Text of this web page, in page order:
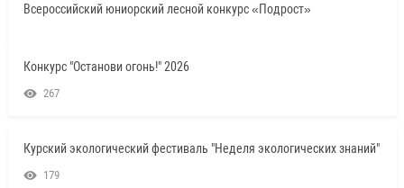
Всероссийский юниорский лесной конкурс «Подрост»
Конкурс "Останови огонь!" 2026
267
Курский экологический фестиваль "Неделя экологических знаний"
179